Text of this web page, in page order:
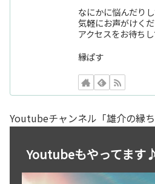
なにかに悩んだり
気軽にお声がけく
アクセスをお待ちし
縁ぱす
Youtubeチャンネル「雄介の縁ち
Youtubeもやってます♪